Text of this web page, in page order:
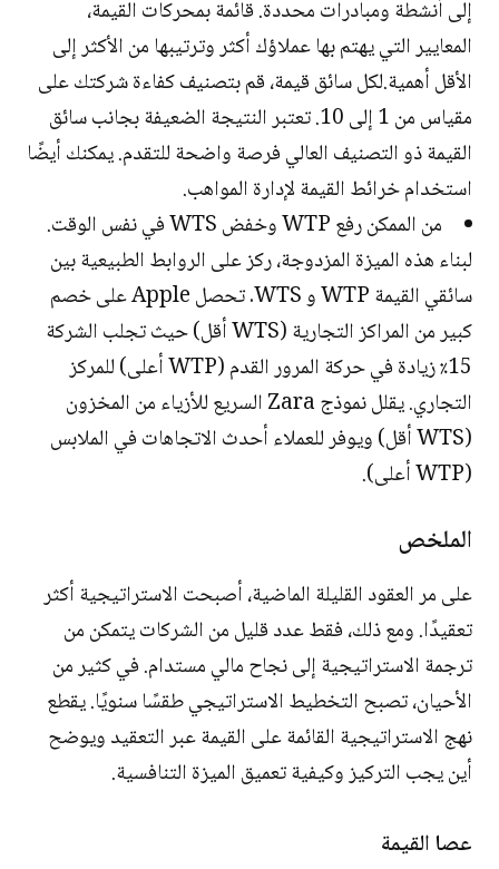
إلى أنشطة ومبادرات محددة. قائمة بمحركات القيمة،
المعايير التي يهتم بها عملاؤك أكثر وترتيبها من الأكثر إلى
الأقل أهمية.لكل سائق قيمة، قم بتصنيف كفاءة شركتك على
مقياس من 1 إلى 10. تعتبر النتيجة الضعيفة بجانب سائق
القيمة ذو التصنيف العالي فرصة واضحة للتقدم. يمكنك أيضًا
استخدام خرائط القيمة لإدارة المواهب.
من الممكن رفع WTP وخفض WTS في نفس الوقت.
لبناء هذه الميزة المزدوجة، ركز على الروابط الطبيعية بين
سائقي القيمة WTP و WTS. تحصل Apple على خصم
كبير من المراكز التجارية (WTS أقل) حيث تجلب الشركة
15٪ زيادة في حركة المرور القدم (WTP أعلى) للمركز
التجاري. يقلل نموذج Zara السريع للأزياء من المخزون
(WTS أقل) ويوفر للعملاء أحدث الاتجاهات في الملابس
(WTP أعلى).
الملخص
على مر العقود القليلة الماضية، أصبحت الاستراتيجية أكثر
تعقيدًا. ومع ذلك، فقط عدد قليل من الشركات يتمكن من
ترجمة الاستراتيجية إلى نجاح مالي مستدام. في كثير من
الأحيان، تصبح التخطيط الاستراتيجي طقسًا سنويًا. يقطع
نهج الاستراتيجية القائمة على القيمة عبر التعقيد ويوضح
أين يجب التركيز وكيفية تعميق الميزة التنافسية.
عصا القيمة